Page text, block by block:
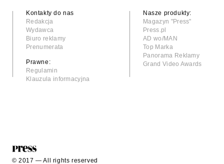
Kontakty do nas
Redakcja
Wydawca
Biuro reklamy
Prenumerata
Prawne:
Regulamin
Klauzula informacyjna
Nasze produkty:
Magazyn "Press"
Press.pl
AD wo/MAN
Top Marka
Panorama Reklamy
Grand Video Awards
© 2017 — All rights reserved